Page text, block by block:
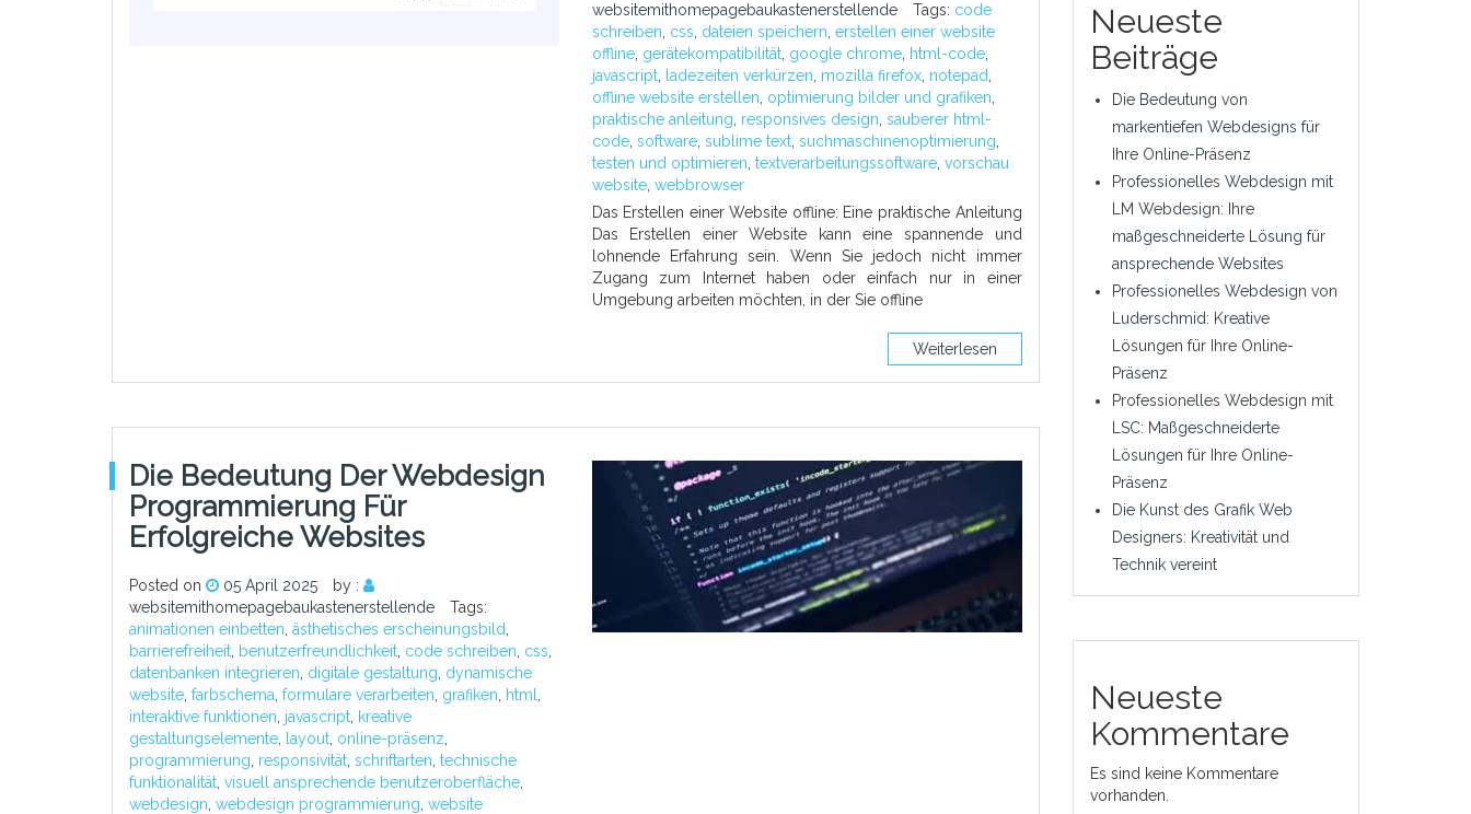
websitemithomepagebaukastenerstellende
Tags: code
schreiben css dateien speichern erstellen einer website
offline, gerätekompatibilität, google chrome, html-code,
javascript, ladezeiten verkürzen mozilla firefox, notepad
offline website erstellen optimierung bilder und grafiken
praktische anleitung responsives design sauberer html-
code, software, sublime text, suchmaschinenoptimierung
testen und optimieren textverarbeitungssoftware, vorschau
website, webbrowser
Das Erstellen einer Website offline: Eine praktische Anleitung
Das Erstellen einer Website kann eine spannende und
lohnende Erfahrung sein. Wenn Sie jedoch nicht immer
Zugang zum Internet haben oder einfach nur in einer
Umgebung arbeiten möchten, in der Sie offline
Weiterlesen
Die Bedeutung Der Webdesign
Programmierung Für
Erfolgreiche Websites
Posted on 05 April 2025
by :
websitemithomepagebaukastenerstellende
Tags:
animationen einbetten ästhetisches erscheinungsbild
barrierefreiheit benutzerfreundlichkeit code schreiben css
datenbanken integrieren digitale gestaltung dynamische
website farbschema formulare verarbeiten grafiken html
interaktive funktionen javascript kreative
gestaltungselemente
layout online-präsenz
programmierung responsivität schriftarten technische
funktionalität visuell ansprechende benutzeroberfläche
webdesign webdesign programmierung website
Neueste
Beiträge
Die Bedeutung von
markentiefen Webdesigns für
Ihre Online-Präsenz
Professionelles Webdesign mit
LM Webdesign: Ihre
maßgeschneiderte Lösung für
ansprechende Websites
Professionelles Webdesign von
Luderschmid: Kreative
Lösungen für Ihre Online-
Präsenz
Professionelles Webdesign mit
LSC: Maßgeschneiderte
Lösungen für Ihre Online-
Präsenz
Die Kunst des Grafik Web
Designers: Kreativität und
Technik vereint
Neueste
Kommentare
Es sind keine Kommentare
vorhanden.